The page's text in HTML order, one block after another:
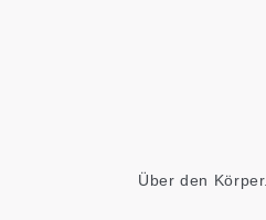
Über den Körper.